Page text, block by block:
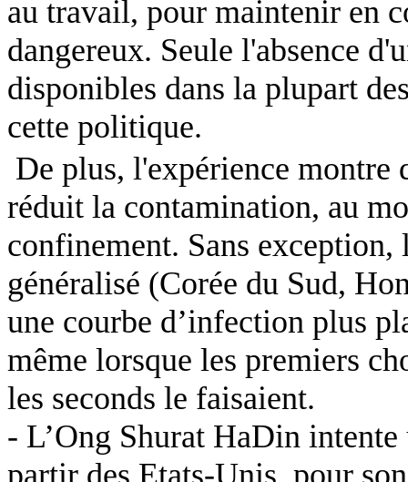
au travail, pour maintenir en
dangereux. Seule l'absence
disponibles dans la plupart
cette politique.
De plus, l'expérience montre
réduit la contamination, au
confinement. Sans exception,
généralisé (Corée du Sud,
une courbe d’infection plus
même lorsque les premiers
les seconds le faisaient.
- L’Ong Shurat HaDin intente
partir des Etats-Unis, pour